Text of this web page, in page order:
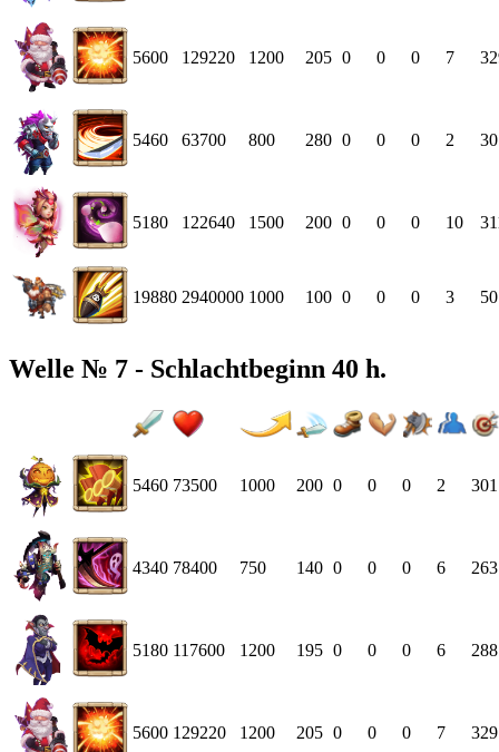
5600 129220 1200 205 0 0 0 7
5460 63700 800 280 0 0 0 2
5180 122640 1500 200 0 0 0 10
19880 2940000 1000 100 0 0 0 3
Welle № 7 - Schlachtbeginn 40 h.
5460 73500 1000 200 0 0 0 2 301
4340 78400 750 140 0 0 0 6 263
5180 117600 1200 195 0 0 0 6 288
5600 129220 1200 205 0 0 0 7 329